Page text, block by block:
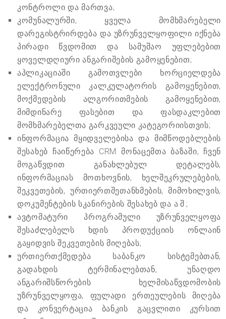
კონტროლი და მართვა;
კომუნალურში, ყველა მომხმარებელი
დარეგისტრირდება და უზრუნველყოფილი იქნება
პირადი წვდომით და სამუშაო უფლებებით
ყოველდღიური ანგარიშების გამოყენებით;
აპლიკაციაში გამოთვლები ხორციელდება
ელექტრონული კალკულატორის გამოყენებით,
მოქმედების ალგორითმების გამოყენებით,
მიმდინარე ფასებით და ფასდაკლებით
მომხმარებელთა გარკვეული კატეგორიისთვის;
ინფორმაცია მყიდველებისა და მიმწოდებლების
შესახებ ჩაიწერება CRM მონაცემთა ბაზაში, ჩვენ
მოგაწვდით განახლებულ დეტალებს,
ინფორმაციას მოთხოვნის, ხელშეკრულებების,
შეკვეთების, ურთიერთშეთანხმების, მიმოხილვის,
დოკუმენტების სკანირების შესახებ და ა.შ.;
ავტომატური პროგრამული უზრუნველყოფა
შესაძლებელს ხდის პროდუქციის ონლაინ
გაყიდვის შეკვეთების მიღებას;
ურთიერთქმედება საბანკო სისტემებთან,
გადახდის ტერმინალებთან, უნაღდო
ანგარიშსწორების ხელმისაწვდომობის
უზრუნველყოფა, ფულადი ერთეულების მიღება
და კონვერტაცია ბანკის გაცვლითი კურსით